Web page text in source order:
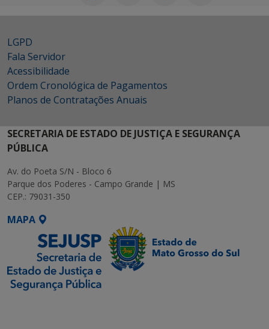
LGPD
Fala Servidor
Acessibilidade
Ordem Cronológica de Pagamentos
Planos de Contratações Anuais
SECRETARIA DE ESTADO DE JUSTIÇA E SEGURANÇA
PÚBLICA
Av. do Poeta S/N - Bloco 6
Parque dos Poderes - Campo Grande | MS
CEP.: 79031-350
MAPA